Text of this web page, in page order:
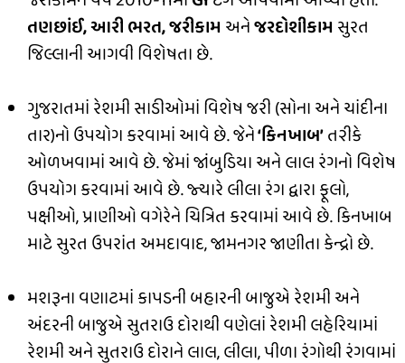
તણછાંઈ, આરી ભરત, જરીકામઅનેજરદોશીકામસુરત
જિલ્લાની આગવી વિશેષતા છે.
ગુજરાતમાં રેશમી સાડીઓમાં વિશેષ જરી (સોના અને ચાંદીના
તાર)નો ઉપયોગ કરવામાં આવે છે. જેને‘કિનખાબ’ત૨ીકે
ઓળખવામાં આવે છે. જેમાં જાંબુડિયા અને લાલ રંગનો વિશેષ
ઉપયોગ કરવામાં આવે છે. જ્યારે લીલા રંગ દ્વારા ફૂલો,
પક્ષીઓ, પ્રાણીઓ વગેરેને ચિત્રિત કરવામાં આવે છે. કિનખાબ
માટે સુરત ઉપરાંત અમદાવાદ, જામનગર જાણીતા કેન્દ્રો છે.
મશરૂના વણાટમાં કાપડની બહારની બાજુએ રેશમી અને
અંદરની બાજુએ સુતરાઉ દોરાથી વણેલાં રેશમી લહેરિયામાં
રેશમી અને સુતરાઉ દોરાને લાલ, લીલા, પીળા રંગોથી રંગવામાં